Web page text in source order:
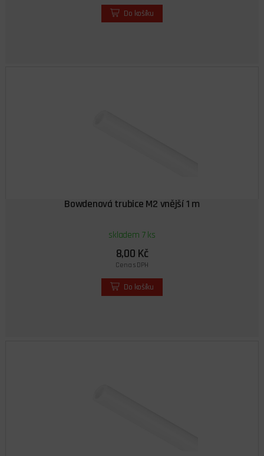
Do košíku
Bowdenová trubice M2 vnější 1 m
skladem 7 ks
8,00 Kč
Cena s DPH
Do košíku